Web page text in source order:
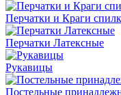
Перчатки и Краги
Перчатки Латексные
Рукавицы
Постельные